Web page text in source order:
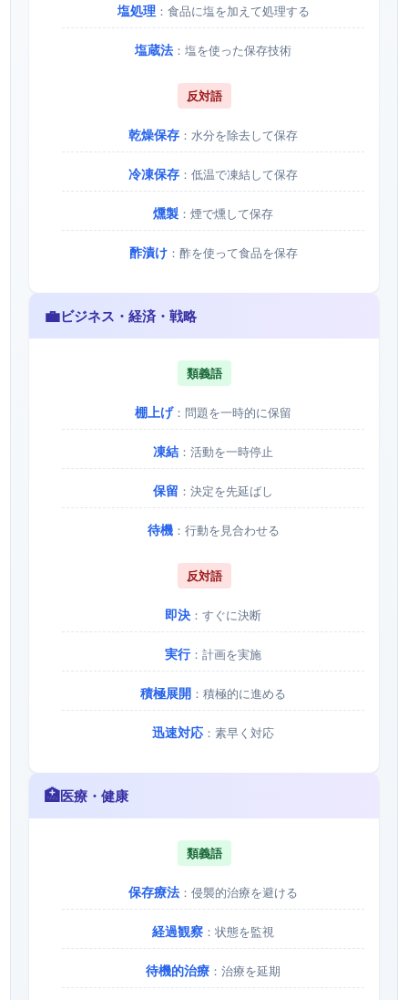
塩処理：食品に塩を加えて処理する
塩蔵法 ：塩を使った保存技術
反対語
乾燥保存 ：水分を除去して保存
冷凍保存 ：低温で凍結して保存
燻製 ：煙で燻して保存
酢漬け：酢を使って食品を保存
💼ビジネス・経済・戦略
類義語
棚上げ：問題を一時的に保留
凍結 ：活動を一時停止
保留 ：決定を先延ばし
待機：行動を見合わせる
反対語
即決 ：すぐに決断
実行：計画を実施
積極展開 ：積極的に進める
迅速対応 ：素早く対応
🏥医療・健康
類義語
保存療法 ：侵襲的治療を避ける
経過観察 ：状態を監視
待機的治療 ：治療を延期